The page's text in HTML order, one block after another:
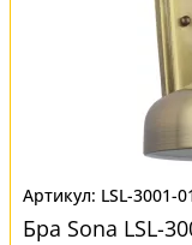
LSL-3001-
Бра Sona LSL-